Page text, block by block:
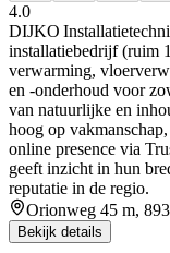
4.0
DIJKO
installatiebedrijf (ruim
verwarming,
en -onderhoud voor
van natuurlijke en
hoog op
online presence via
geeft inzicht in hun
reputatie in de regio.
Orionweg 45 m,
Bekijk details